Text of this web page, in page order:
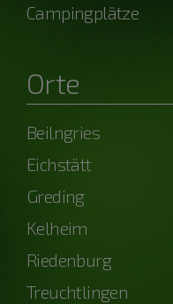
Campingplätze
Orte
Beilngries
Eichstätt
Greding
Kelheim
Riedenburg
Treuchtlingen